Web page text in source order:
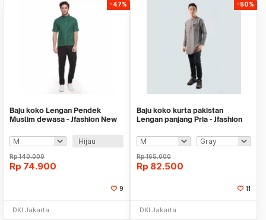
-47%
Baju koko Lengan Pendek
Muslim dewasa - Jfashion New
Hijau
Rp140.000
Rp 74.900
9
DKI Jakarta
-50%
Baju koko kurta pakistan
Lengan panjang Pria - Jfashion
Rp165.000
Rp 82.500
11
DKI Jakarta